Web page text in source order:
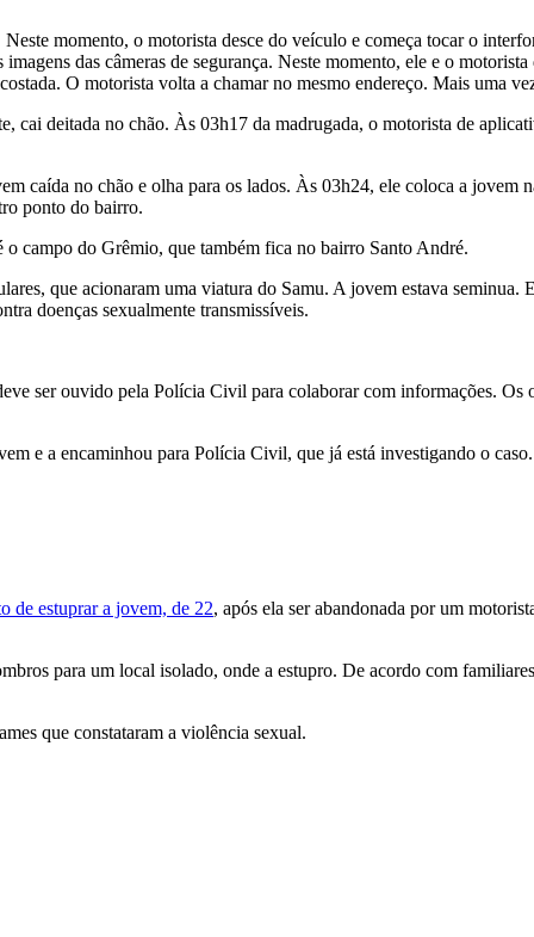
momento, o motorista desce do veículo e começa tocar o
das câmeras de segurança. Neste momento, ele e o
O motorista volta a chamar no mesmo endereço. Mais uma
cai deitada no chão. Às 03h17 da madrugada, o motorista de
caída no chão e olha para os lados. Às 03h24, ele coloca a jovem
ponto do bairro.
campo do Grêmio, que também fica no bairro Santo André.
que acionaram uma viatura do Samu. A jovem estava
doenças sexualmente transmissíveis.
ser ouvido pela Polícia Civil para colaborar com informações. Os
e a encaminhou para Polícia Civil, que já está investigando o caso.
de estuprar a jovem, de 22, após ela ser abandonada por um
para um local isolado, onde a estupro. De acordo com
que constataram a violência sexual.